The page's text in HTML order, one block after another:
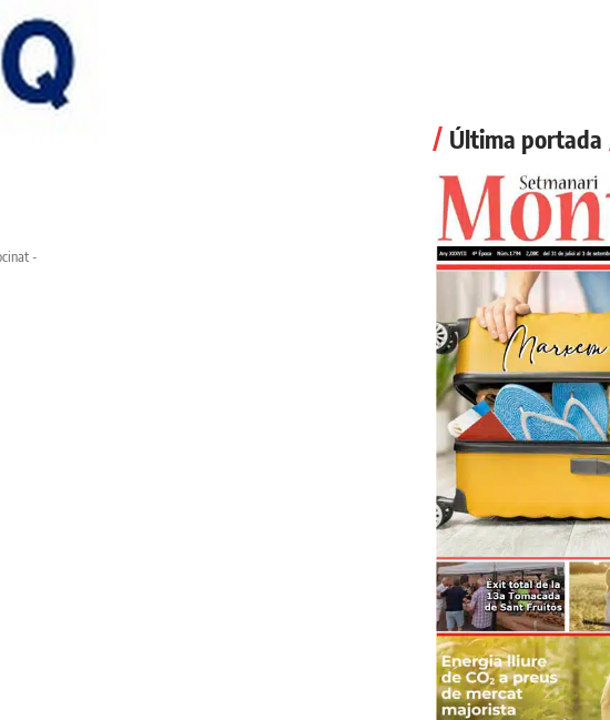
-
Última portada